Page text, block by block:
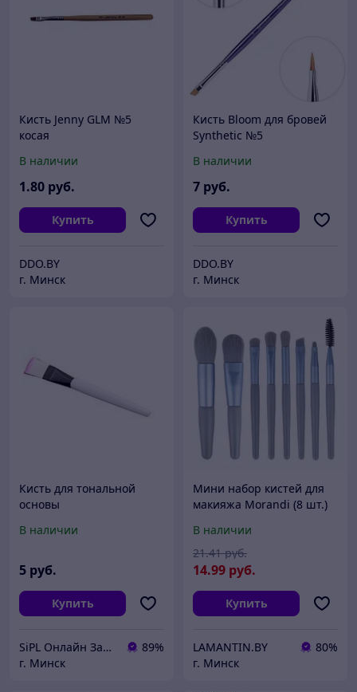
Кисть Jenny GLM №5
косая
В наличии
1.80 руб.
Купить
DDO.BY
г. Минск
Кисть Bloom для бровей
Synthetic №5
В наличии
7 руб.
Купить
DDO.BY
г. Минск
Кисть для тональной
основы
В наличии
5 руб.
Купить
SiPL Онлайн Заказы 24 часа
89%
г. Минск
Мини набор кистей для
макияжа Morandi (8 шт.)
В наличии
14.99 руб.
21.41 руб.
Купить
LAMANTIN.BY
80%
г. Минск